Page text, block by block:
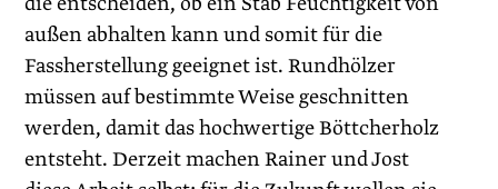
außen abhalten kann und somit für die
Fassherstellung geeignet ist. Rundhölzer
müssen auf bestimmte Weise geschnitten
werden, damit das hochwertige Böttcherholz
entsteht. Derzeit machen Rainer und Jost